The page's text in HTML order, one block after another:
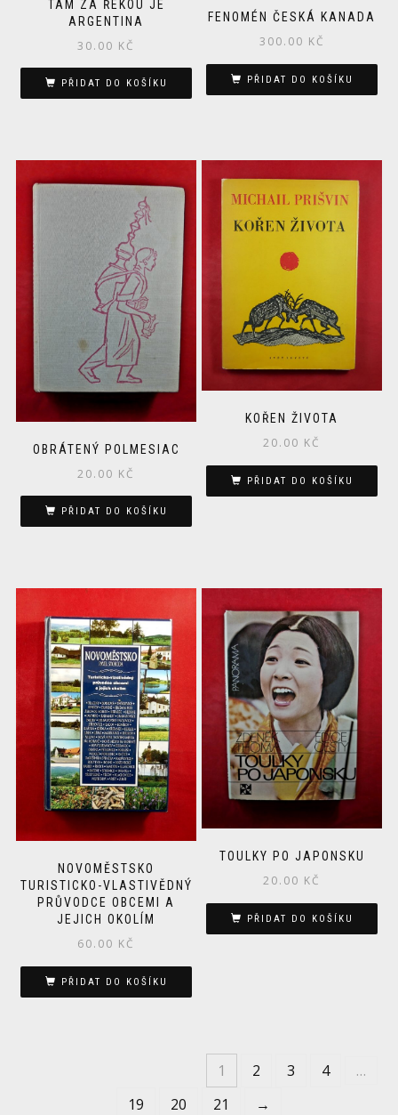
TAM ZA ŘEKOU JE
ARGENTINA
30.00 KČ
PŘIDAT DO KOŠÍKU
FENOMÉN ČESKÁ KANADA
300.00 KČ
PŘIDAT DO KOŠÍKU
OBRÁTENÝ POLMESIAC
20.00 KČ
PŘIDAT DO KOŠÍKU
KOŘEN ŽIVOTA
20.00 KČ
PŘIDAT DO KOŠÍKU
NOVOMĚSTSKO
TURISTICKO-VLASTIVĚDNÝ
PRŮVODCE OBCEMI A
JEJICH OKOLÍM
60.00 KČ
PŘIDAT DO KOŠÍKU
TOULKY PO JAPONSKU
20.00 KČ
PŘIDAT DO KOŠÍKU
1 2 3 4
…
19
20 21 →